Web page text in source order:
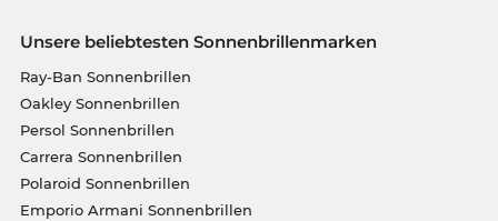
Unsere beliebtesten Sonnenbrillenmarken
Ray-Ban Sonnenbrillen
Oakley Sonnenbrillen
Persol Sonnenbrillen
Carrera Sonnenbrillen
Polaroid Sonnenbrillen
Emporio Armani Sonnenbrillen